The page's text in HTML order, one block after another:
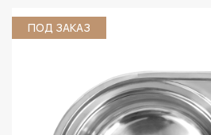
ПОД ЗАКАЗ